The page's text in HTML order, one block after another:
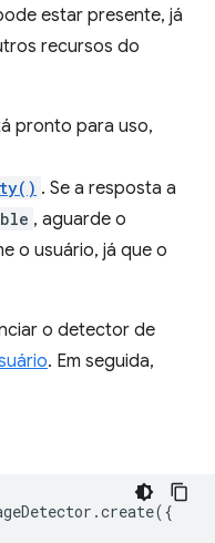
estar presente, já
recursos do
pronto para uso,
. Se a resposta a
, aguarde o
o usuário, já que o
o detector de
. Em seguida,
.create({